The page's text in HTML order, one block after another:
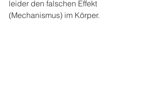
leider den falschen Effekt
(Mechanismus) im Körper.